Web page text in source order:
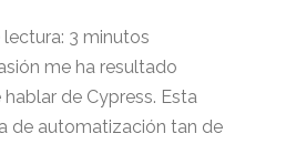
3 minutos
me ha resultado
de Cypress. Esta
de automatización tan de